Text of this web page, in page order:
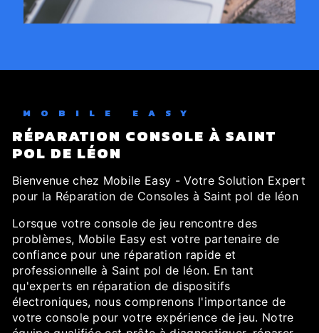
MOBILE EASY
RÉPARATION CONSOLE À SAINT
POL DE LÉON
Bienvenue chez Mobile Easy - Votre Solution Expert
pour la Réparation de Consoles à Saint pol de léon
Lorsque votre console de jeu rencontre des
problèmes, Mobile Easy est votre partenaire de
confiance pour une réparation rapide et
professionnelle à Saint pol de léon. En tant
qu'experts en réparation de dispositifs
électroniques, nous comprenons l'importance de
votre console pour votre expérience de jeu. Notre